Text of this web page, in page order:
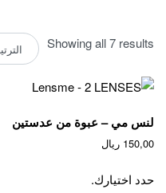
Showing all 7 results
لنس مي – عبوة من عدستين
150,00 ريال
حدد اختيارك.